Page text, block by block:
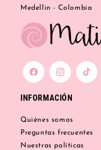
Medellín - Colombia
FacebookInstagramTikTok
INFORMACIÓN
Quiénes somos
Preguntas frecuentes
Nuestras políticas